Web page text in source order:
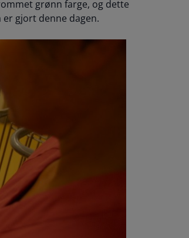
grønn farge, og dette
gjort denne dagen.